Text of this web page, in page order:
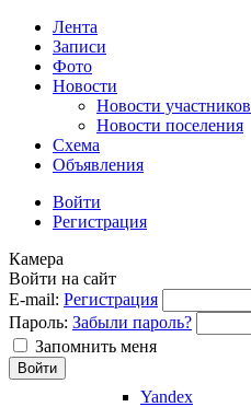
Лента
Записи
Фото
Новости
Новости участников
Новости поселения
Схема
Объявления
Войти
Регистрация
Камера
Войти на сайт
E-mail: Регистрация
Пароль: Забыли пароль?
Запомнить меня
Yandex